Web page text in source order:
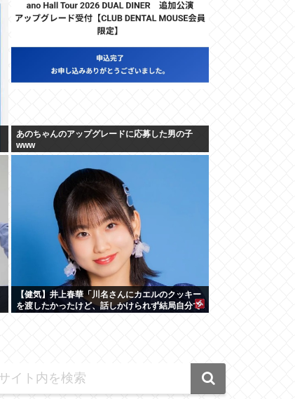
あのちゃんのアップグレードに応募した男の子
www
【健気】井上春華「川名さんにカエルのクッキー
を渡したかったけど、話しかけられず結局自分で